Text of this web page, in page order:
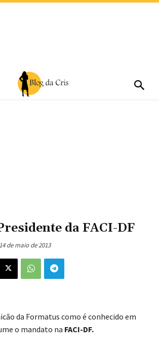
da FACI-DF
14 de maio de 2013
da Formatus como é conhecido em
o mandato na FACI-DF.